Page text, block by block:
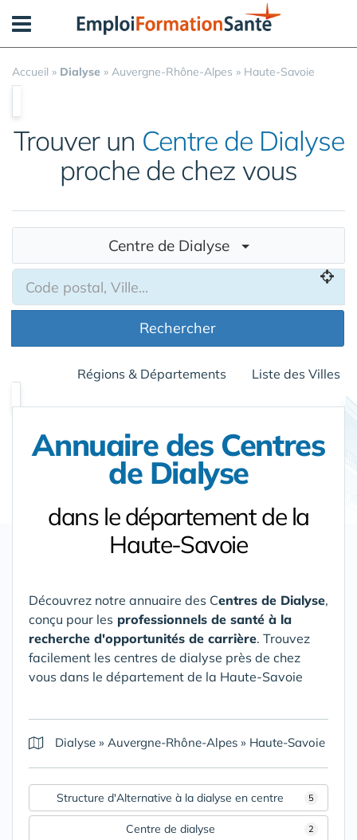
Accueil » Dialyse » Auvergne-Rhône-Alpes » Haute-Savoie
Trouver un Centre de Dialyse
proche de chez vous
Centre de Dialyse
Rechercher
Régions & Départements Liste des Villes
Annuaire des Centres
de Dialyse
dans le département de la
Haute-Savoie
Découvrez notre annuaire des Centres de Dialyse,
conçu pour les professionnels de santé à la
recherche d'opportunités de carrière. Trouvez
facilement les centres de dialyse près de chez
vous dans le département de la Haute-Savoie
Dialyse » Auvergne-Rhône-Alpes » Haute-Savoie
5
Structure d'Alternative à la dialyse en centre
2
Centre de dialyse